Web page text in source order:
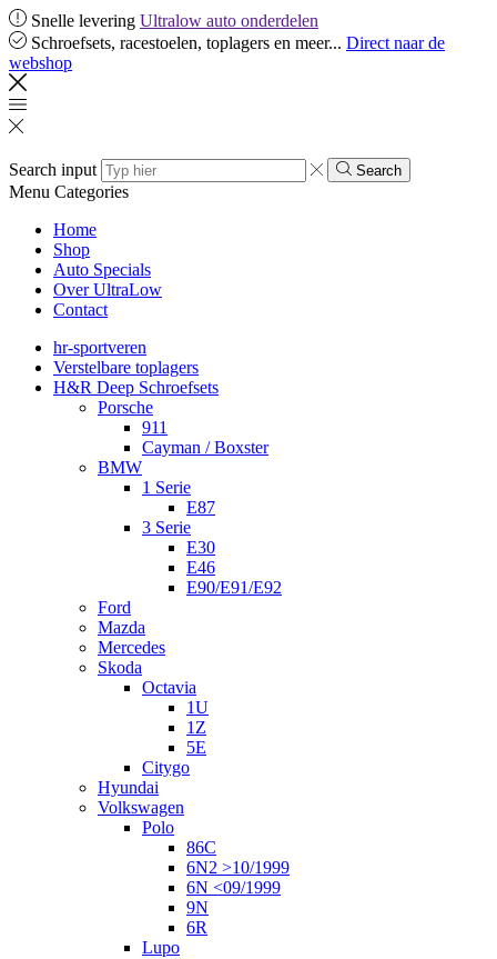
Snelle levering Ultralow auto onderdelen
Schroefsets, racestoelen, toplagers en meer... Direct naar de
webshop
Search input Search
Menu Categories
Home
Shop
Auto Specials
Over UltraLow
Contact
hr-sportveren
Verstelbare toplagers
H&R Deep Schroefsets
Porsche
911
Cayman / Boxster
BMW
1 Serie
E87
3 Serie
E30
E46
E90/E91/E92
Ford
Mazda
Mercedes
Skoda
Octavia
1U
1Z
5E
Citygo
Hyundai
Volkswagen
Polo
86C
6N2 >10/1999
6N <09/1999
9N
6R
Lupo